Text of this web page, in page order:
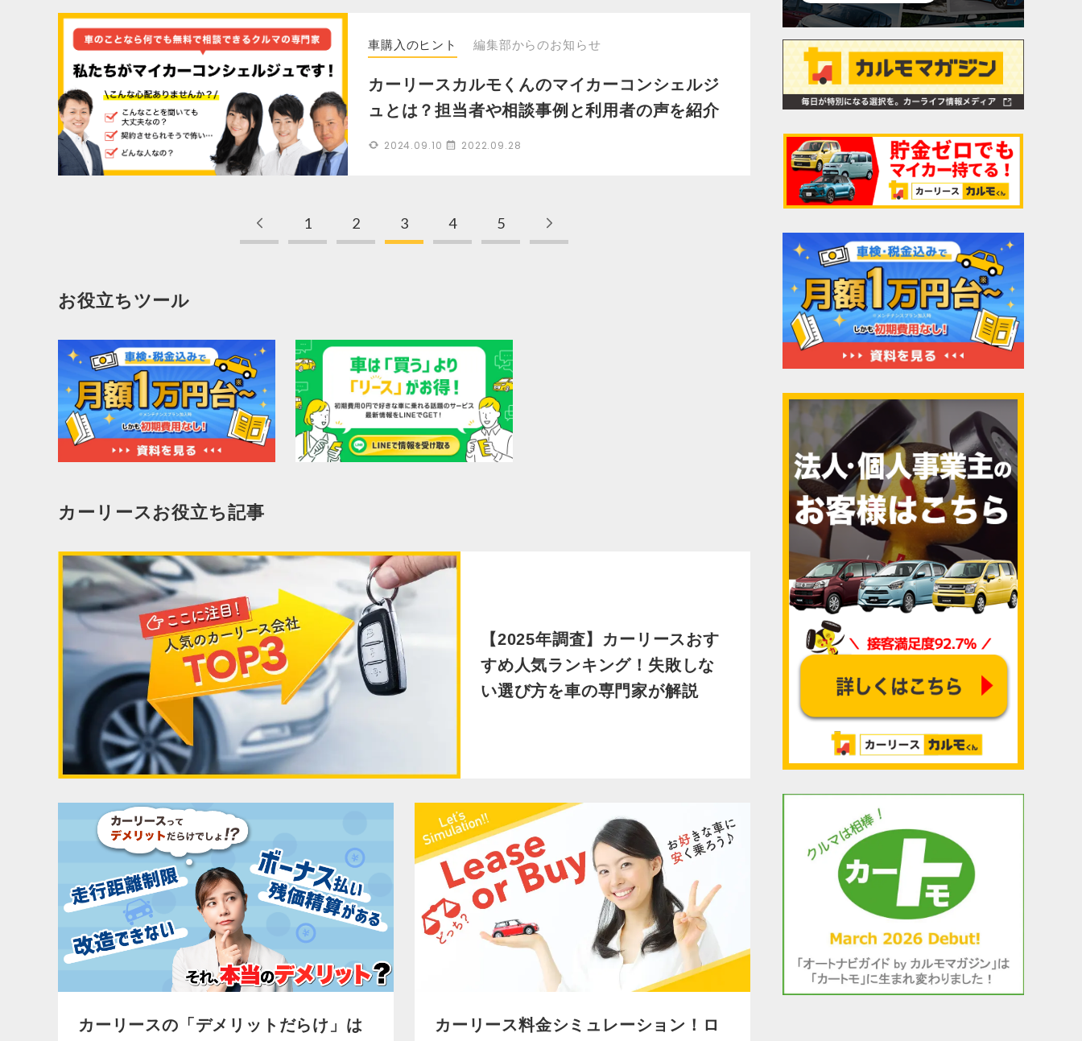
車購入のヒント 編集部からのお知らせ
カーリースカルモくんのマイカーコンシェルジ
ュとは？担当者や相談事例と利用者の声を紹介
2024.09.10 2022.09.28
1 2 3 4 5
お役立ちツール
カーリースお役立ち記事
【2025年調査】カーリースおす
すめ人気ランキング！失敗しな
い選び方を車の専門家が解説
カーリースの「デメリットだらけ」は カーリース料金シミュレーション！ロ